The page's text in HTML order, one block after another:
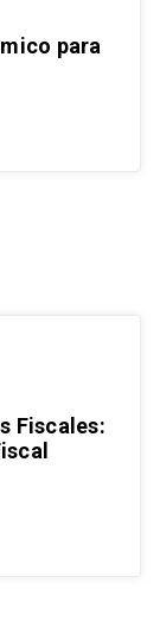
para
Fiscales: